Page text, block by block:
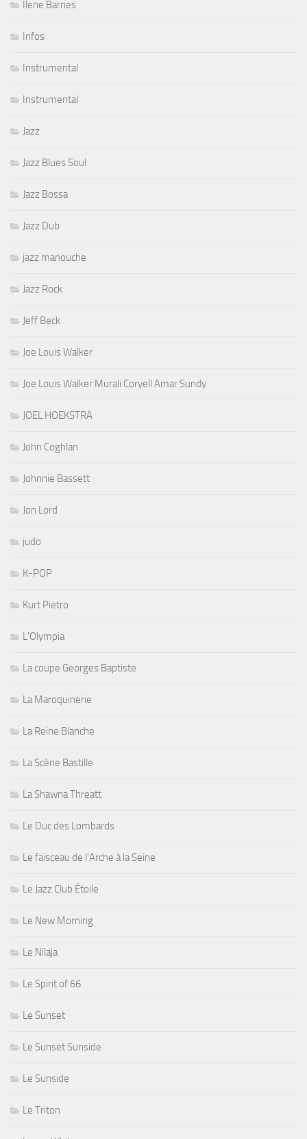
Ilene Barnes
Infos
Instrumental
Instrumental
Jazz
Jazz Blues Soul
Jazz Bossa
Jazz Dub
jazz manouche
Jazz Rock
Jeff Beck
Joe Louis Walker
Joe Louis Walker Murali Coryell Amar Sundy
JOEL HOEKSTRA
John Coghlan
Johnnie Bassett
Jon Lord
judo
K-POP
Kurt Pietro
L'Olympia
La coupe Georges Baptiste
La Maroquinerie
La Reine Blanche
La Scène Bastille
La Shawna Threatt
Le Duc des Lombards
Le faisceau de l'Arche à la Seine
Le Jazz Club Étoile
Le New Morning
Le Nilaja
Le Spirit of 66
Le Sunset
Le Sunset Sunside
Le Sunside
Le Triton